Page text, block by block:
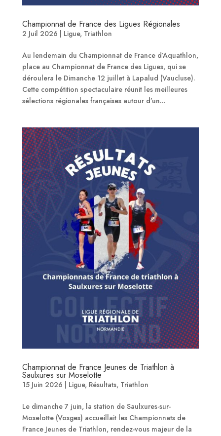
Championnat de France des Ligues Régionales
2 Juil 2026 | Ligue, Triathlon
Au lendemain du Championnat de France d’Aquathlon,
place au Championnat de France des Ligues, qui se
déroulera le Dimanche 12 juillet à Lapalud (Vaucluse).
Cette compétition spectaculaire réunit les meilleures
sélections régionales françaises autour d’un...
Championnat de France Jeunes de Triathlon à
Saulxures sur Moselotte
15 Juin 2026 | Ligue, Résultats, Triathlon
Le dimanche 7 juin, la station de Saulxures-sur-
Moselotte (Vosges) accueillait les Championnats de
France Jeunes de Triathlon, rendez-vous majeur de la